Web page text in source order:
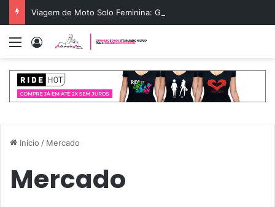
Menu Entrar
Início / Mercado
Mercado